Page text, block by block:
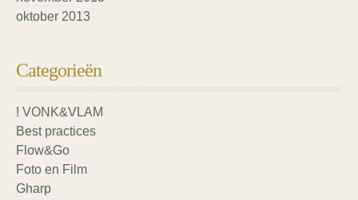
oktober 2013
Categorieën
! VONK&VLAM
Best practices
Flow&Go
Foto en Film
Gharp